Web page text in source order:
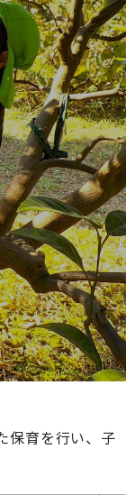
保育を行い、子